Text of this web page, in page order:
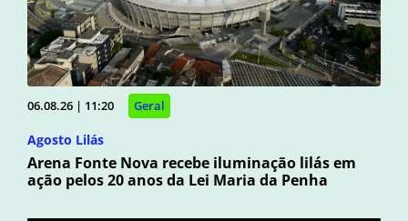
06.08.26 | 11:20 Geral
Agosto Lilás
Arena Fonte Nova recebe iluminação lilás em
ação pelos 20 anos da Lei Maria da Penha